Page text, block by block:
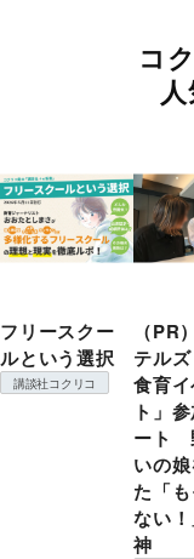
コ
フリースクー
ルという選択
講談社コクリコ
（PR
テル
食育
ト」
ート
いの
た「
ない
神